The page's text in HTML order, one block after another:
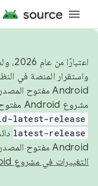
واستقرار المنصة في
مشروع Android مفتوح المصدر والمساهمة فيه، استخدِم
latest-release
latest-release
Android مفتوح المصدر. لمزيد من المعلومات، يُرجى الاطّلاع على
التغييرات في مشروع Android مفتوح المصدر